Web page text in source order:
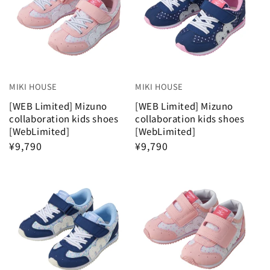
MIKI HOUSE
[WEB Limited] Mizuno
collaboration kids shoes
[WebLimited]
¥9,790
MIKI HOUSE
[WEB Limited] Mizuno
collaboration kids shoes
[WebLimited]
¥9,790